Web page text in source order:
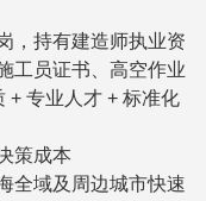
，持有建造师执业资
工员证书、高空作业
+ 专业人才 + 标准化
策成本
全域及周边城市快速